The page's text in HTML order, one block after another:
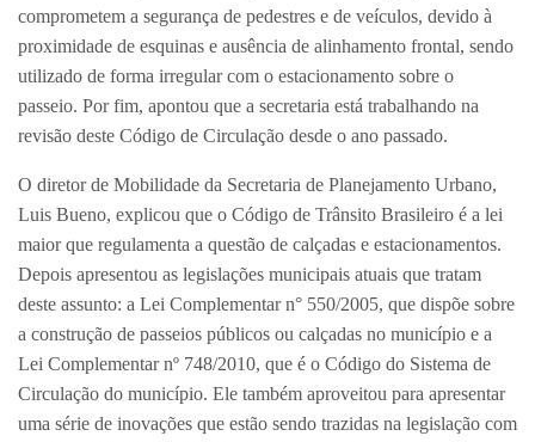
comprometem a segurança de pedestres e de veículos, devido à
proximidade de esquinas e ausência de alinhamento frontal, sendo
utilizado de forma irregular com o estacionamento sobre o
passeio. Por fim, apontou que a secretaria está trabalhando na
revisão deste Código de Circulação desde o ano passado.
O diretor de Mobilidade da Secretaria de Planejamento Urbano,
Luis Bueno, explicou que o Código de Trânsito Brasileiro é a lei
maior que regulamenta a questão de calçadas e estacionamentos.
Depois apresentou as legislações municipais atuais que tratam
deste assunto: a Lei Complementar n° 550/2005, que dispõe sobre
a construção de passeios públicos ou calçadas no município e a
Lei Complementar nº 748/2010, que é o Código do Sistema de
Circulação do município. Ele também aproveitou para apresentar
uma série de inovações que estão sendo trazidas na legislação com